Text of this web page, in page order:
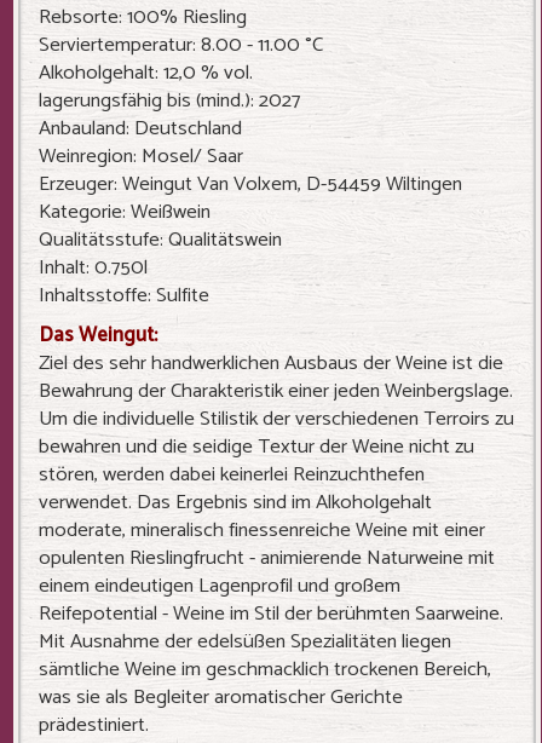
Rebsorte: 100% Riesling
Serviertemperatur: 8.00 - 11.00 °C
Alkoholgehalt: 12,0 % vol.
lagerungsfähig bis (mind.): 2027
Anbauland: Deutschland
Weinregion: Mosel/ Saar
Erzeuger: Weingut Van Volxem, D-54459 Wiltingen
Kategorie: Weißwein
Qualitätsstufe: Qualitätswein
Inhalt: 0.750l
Inhaltsstoffe: Sulfite
Das Weingut:
Ziel des sehr handwerklichen Ausbaus der Weine ist die
Bewahrung der Charakteristik einer jeden Weinbergslage.
Um die individuelle Stilistik der verschiedenen Terroirs zu
bewahren und die seidige Textur der Weine nicht zu
stören, werden dabei keinerlei Reinzuchthefen
verwendet. Das Ergebnis sind im Alkoholgehalt
moderate, mineralisch finessenreiche Weine mit einer
opulenten Rieslingfrucht - animierende Naturweine mit
einem eindeutigen Lagenprofil und großem
Reifepotential - Weine im Stil der berühmten Saarweine.
Mit Ausnahme der edelsüßen Spezialitäten liegen
sämtliche Weine im geschmacklich trockenen Bereich,
was sie als Begleiter aromatischer Gerichte
prädestiniert.